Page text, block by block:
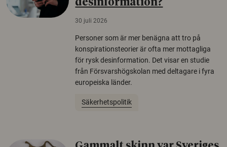
desinformation?
30 juli 2026
Personer som är mer benägna att tro på
konspirationsteorier är ofta mer mottagliga
för rysk desinformation. Det visar en studie
från Försvarshögskolan med deltagare i fyra
europeiska länder.
Säkerhetspolitik